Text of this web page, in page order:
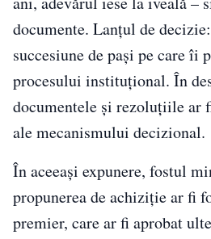
documente. Lanțul de
succesiune de pași pe care îi
procesului instituțional. În
documentele și rezoluțiile ar
ale mecanismului decizional.
În aceeași expunere, fostul
propunerea de achiziție ar fi
premier, care ar fi aprobat